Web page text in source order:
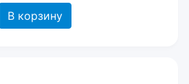
В корзину